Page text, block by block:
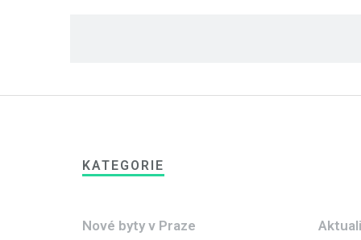
KATEGORIE
Nové byty v Praze